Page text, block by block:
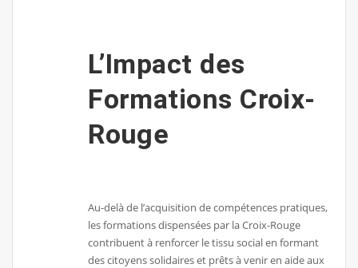
L’Impact des
Formations Croix-
Rouge
Au-delà de l’acquisition de compétences pratiques,
les formations dispensées par la Croix-Rouge
contribuent à renforcer le tissu social en formant
des citoyens solidaires et prêts à venir en aide aux